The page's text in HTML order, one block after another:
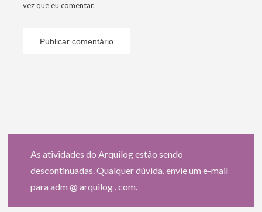
vez que eu comentar.
As atividades do Arquilog estão sendo
descontinuadas. Qualquer dúvida, envie um e-mail
para adm @ arquilog . com.